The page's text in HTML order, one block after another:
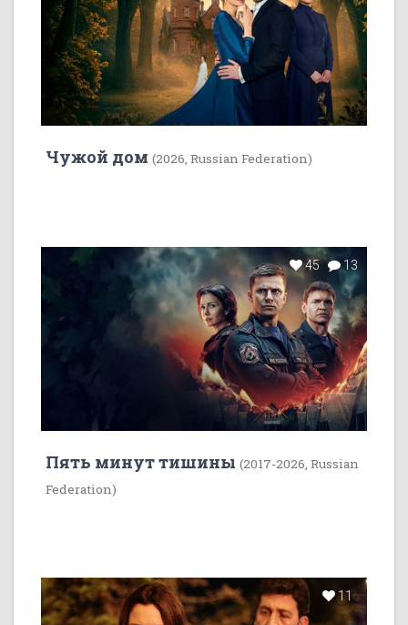
Чужой дом (2026, Russian Federation)
45 13
Пять минут тишины (2017-2026, Russian
Federation)
11